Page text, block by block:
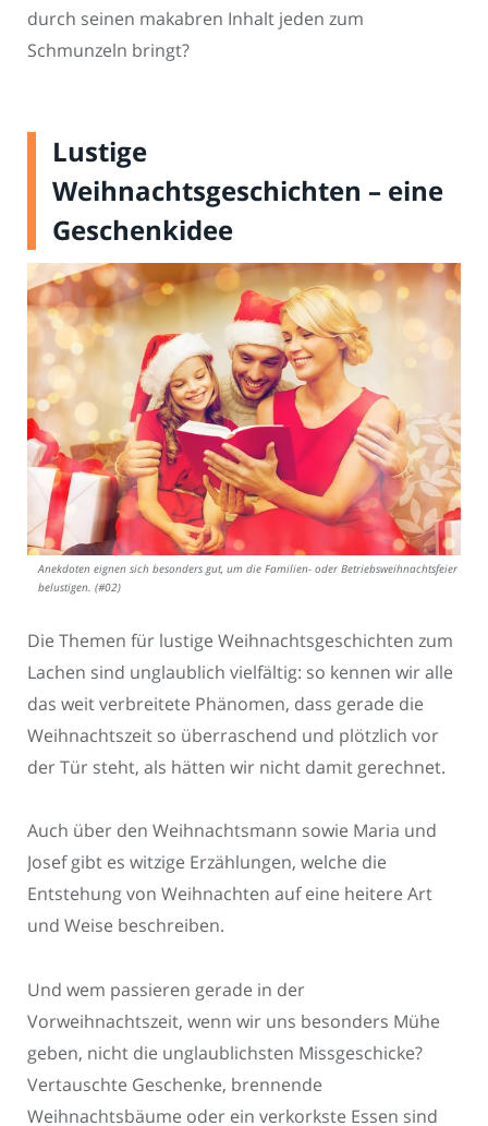
durch seinen makabren Inhalt jeden zum
Schmunzeln bringt?
Lustige
Weihnachtsgeschichten – eine
Geschenkidee
Anekdoten eignen sich besonders gut, um die Familien- oder Betriebsweihnachtsfeier zu
belustigen. (#02)
Die Themen für lustige Weihnachtsgeschichten zum
Lachen sind unglaublich vielfältig: so kennen wir alle
das weit verbreitete Phänomen, dass gerade die
Weihnachtszeit so überraschend und plötzlich vor
der Tür steht, als hätten wir nicht damit gerechnet.
Auch über den Weihnachtsmann sowie Maria und
Josef gibt es witzige Erzählungen, welche die
Entstehung von Weihnachten auf eine heitere Art
und Weise beschreiben.
Und wem passieren gerade in der
Vorweihnachtszeit, wenn wir uns besonders Mühe
geben, nicht die unglaublichsten Missgeschicke?
Vertauschte Geschenke, brennende
Weihnachtsbäume oder ein verkorkste Essen sind